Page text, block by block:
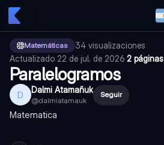
Matemáticas 34 visualizaciones·
Actualizado 22 de jul. de 2026·2 páginas
Paralelogramos
D Dalmi Atamañuk
@dalmiatamauk
Seguir
Matematica